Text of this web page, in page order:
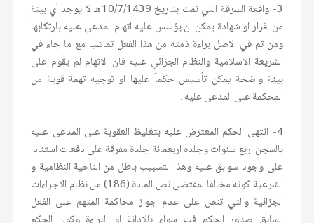
3- واقعة السرقة التي تمت بتاريخ 10/7/1439هـ لا يوجد أي بينة
من اقرار او شهادة يمكن ان يؤسس عليه اتهام المدعى عليه بارتكابها
ومن ثم في الاصل براءة ذمته من هذا الفعل تماشيا مع ما جاء في
الشريعة الاسلامية والنظام الجزائي عليه فان الاتهام لم يقوم على
بينة واضحة يمكن تأسيس حكماً عليها او توجيه تهمة قوية من
المحكمة على المدعى عليه .
4- انتهى الحكم المعترض عليه بتغليظ العقوبة على المدعى عليه
بالسجن اربع سنوات وجلده اربعمائة جلدة مفرقة على دفعات استنادا
على وجود سوابق عليه وهذا التسبيب باطل من الناحية النظامية و
الشرعية كونه مخالفا لمقتضى نص المادة (186) من نظام الاجراءات
الجزائية والتي تنص على عدم جواز محاكمة المتهم على الفعل